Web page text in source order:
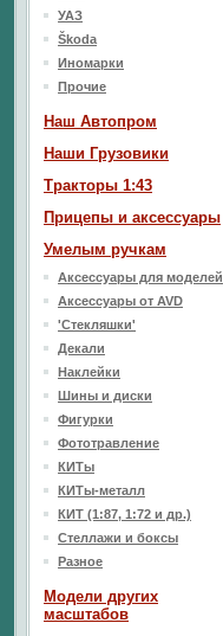
УАЗ
Škoda
Иномарки
Прочие
Наш Aвтопром
Наши Грузовики
Тракторы 1:43
Прицепы и аксессуары
Умелым ручкам
Аксессуары для моделей
Аксессуары от AVD
'Стекляшки'
Декали
Наклейки
Шины и диски
Фигурки
Фототравление
КИТы
КИТы-металл
КИТ (1:87, 1:72 и др.)
Стеллажи и боксы
Разное
Модели других
масштабов